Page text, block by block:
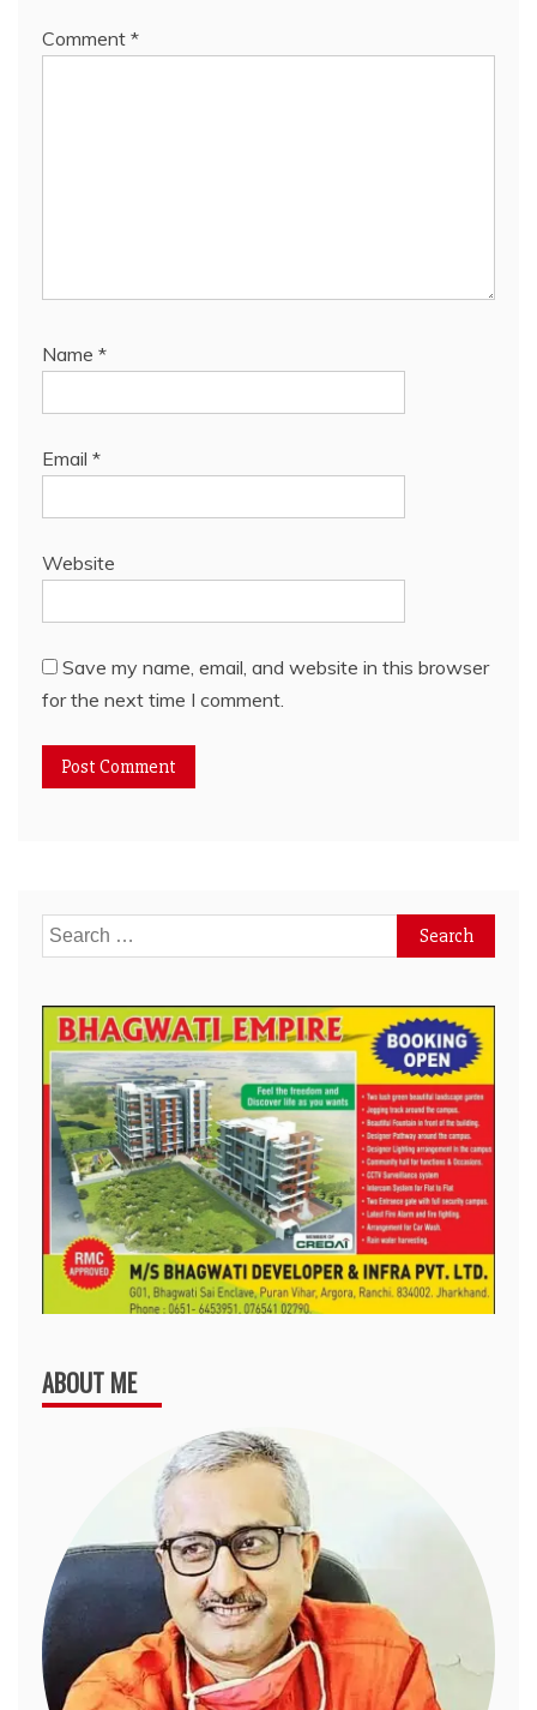
Comment *
Name *
Email *
Website
Save my name, email, and website in this browser
for the next time I comment.
Search
for:
ABOUT ME